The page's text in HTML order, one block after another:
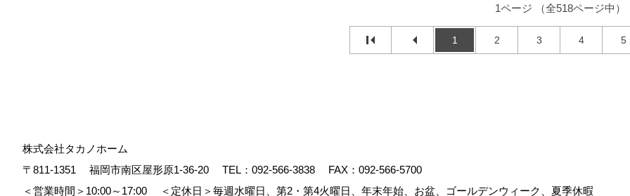
1ページ （全518ページ中）
1 2 3 4 5
株式会社タカノホーム
〒811-1351
福岡市南区屋形原1-36-20 TEL： 092-566-3838
FAX：092-566-5700
＜営業時間＞10:00～17:00
＜定休日＞毎週水曜日、第2・第4火曜日、年末年始、お盆、ゴールデンウィーク、夏季休暇